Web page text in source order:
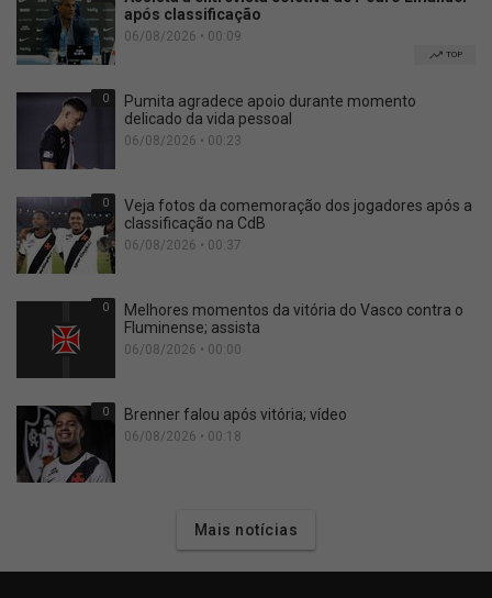
após classificação
06/08/2026 • 00:09
TOP
0
Pumita agradece apoio durante momento
delicado da vida pessoal
06/08/2026 • 00:23
0
Veja fotos da comemoração dos jogadores após a
classificação na CdB
06/08/2026 • 00:37
0
Melhores momentos da vitória do Vasco contra o
Fluminense; assista
06/08/2026 • 00:00
0 Brenner falou após vitória; vídeo
06/08/2026 • 00:18
Mais notícias